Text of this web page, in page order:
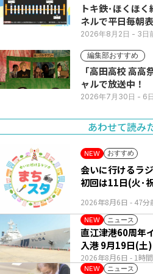
トキ鉄･ほくほく線の運
ネルで平日毎朝
2026年8月2日 - 3日
編集部おすすめ
「高田高校 高
ャルで放送中！
2026年7月30日 - 6
あわせて読み
NEW おすすめ
2026年8月6日 - 47分
会いに行けるラ
初回は11日(火･
NEW ニュース
2026年8月6日 - 1時
直江津港60周年
入港 9月19日(土)
NEW ニュース